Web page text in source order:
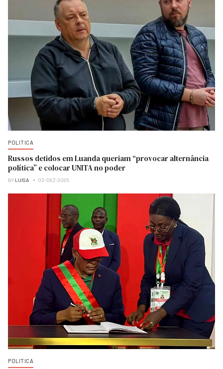
POLITICA
Russos detidos em Luanda queriam “provocar alternância
política” e colocar UNITA no poder
BY LUISA 03-DEZ-2025
POLITICA